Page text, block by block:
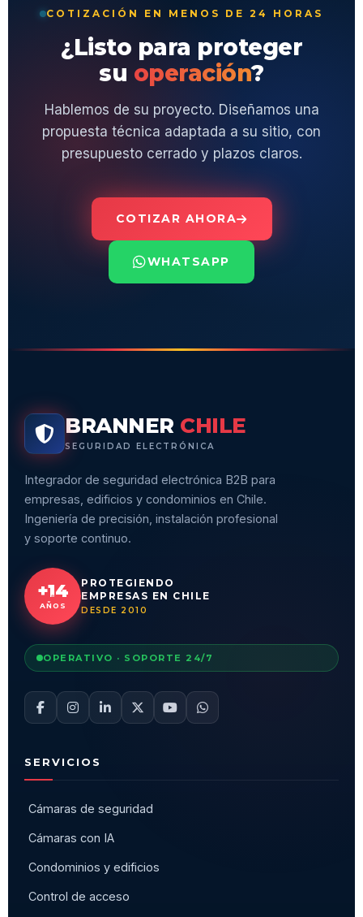
COTIZACIÓN EN MENOS DE 24 HORAS
¿Listo para proteger
su operación?
Hablemos de su proyecto. Diseñamos una
propuesta técnica adaptada a su sitio, con
presupuesto cerrado y plazos claros.
COTIZAR AHORA
WHATSAPP
BRANNER CHILE
SEGURIDAD ELECTRÓNICA
Integrador de seguridad electrónica B2B para
empresas, edificios y condominios en Chile.
Ingeniería de precisión, instalación profesional
y soporte continuo.
+14
AÑOS
PROTEGIENDO
EMPRESAS EN CHILE
DESDE 2010
OPERATIVO · SOPORTE 24/7
SERVICIOS
Cámaras de seguridad
Cámaras con IA
Condominios y edificios
Control de acceso